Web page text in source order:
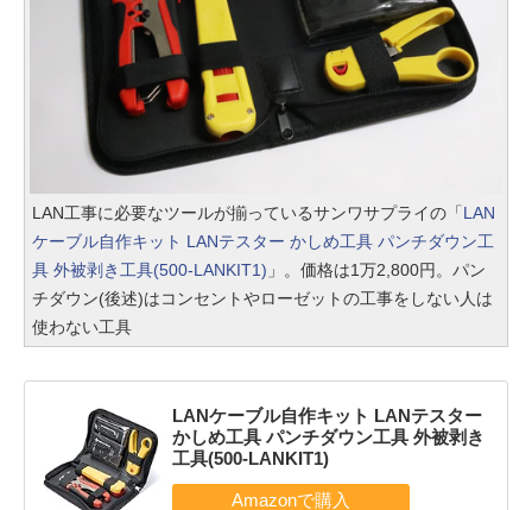
LAN工事に必要なツールが揃っているサンワサプライの「LAN
ケーブル自作キット LANテスター かしめ工具 パンチダウン工
具 外被剥き工具(500-LANKIT1) 」。価格は1万2,800円。パン
チダウン(後述)はコンセントやローゼットの工事をしない人は
使わない工具
LANケーブル自作キット LANテスター
かしめ工具 パンチダウン工具 外被剥き
工具(500-LANKIT1)